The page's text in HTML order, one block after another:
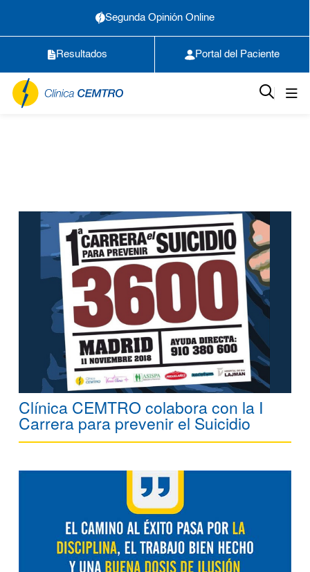
Segunda Opinión Online
Resultados Portal del Paciente
Clínica CEMTRO colabora con la I
Carrera para prevenir el Suicidio